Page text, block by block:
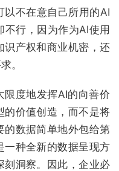
以不在意自己所用的AI
行，因为作为AI使用
识产权和商业机密，还
。
限度地发挥AI的向善价
的价值创造，而不是将
的数据简单地外包给第
一种全新的数据呈现方
刻洞察。因此，企业必